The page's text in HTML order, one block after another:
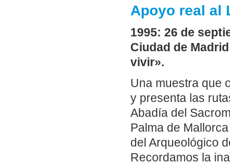
Apoyo real al
1995: 26 de
Ciudad de
vivir».
Una muestra que
y presenta las
Abadía del
Palma de
del Arqueológico
Recordamos la